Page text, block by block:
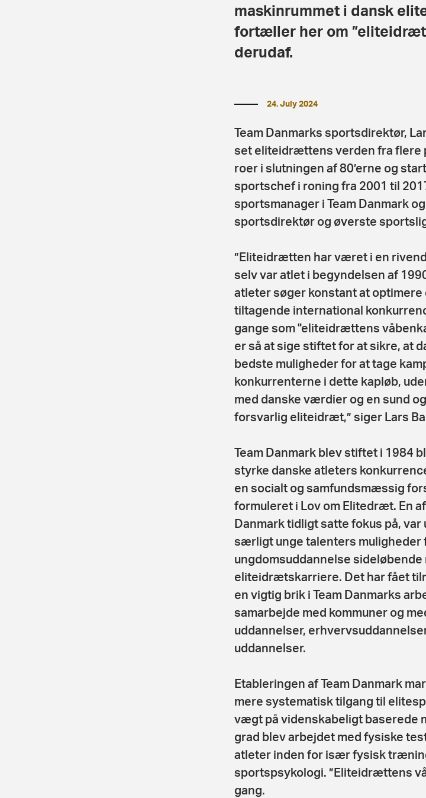
maskinrummet i dansk
fortæller her om
derudaf.
24. July 2024
Team Danmarks sportsdirektør,
set eliteidrættens verden fra flere
roer i slutningen af 80’erne og
sportschef i roning fra 2001 til
sportsmanager i Team Danmark
sportsdirektør og øverste
”Eliteidrætten har været i en
selv var atlet i begyndelsen af
atleter søger konstant at
tiltagende international
gange som "eliteidrættens
er så at sige stiftet for at sikre, at
bedste muligheder for at tage
konkurrenterne i dette kapløb,
med danske værdier og en sund
forsvarlig eliteidræt,” siger Lars
Team Danmark blev stiftet i 1984
styrke danske atleters
en socialt og samfundsmæssig
formuleret i Lov om Elitedræt. En
Danmark tidligt satte fokus på,
særligt unge talenters muligheder
ungdomsuddannelse sideløbende
eliteidrætskarriere. Det har fået
en vigtig brik i Team Danmarks
samarbejde med kommuner og
uddannelser,
uddannelser.
Etableringen af Team Danmark
mere systematisk tilgang til
vægt på videnskabeligt baserede
grad blev arbejdet med fysiske
atleter inden for især fysisk
sportspsykologi. ”Eliteidrættens
gang.